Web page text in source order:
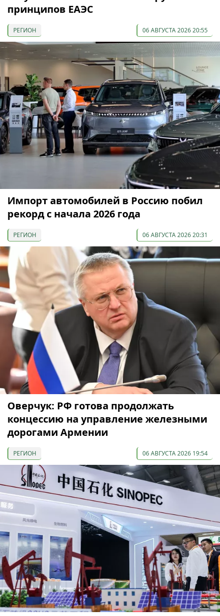
принципов ЕАЭС
РЕГИОН 06 АВГУСТА 2026 20:55
Импорт автомобилей в Россию побил
рекорд с начала 2026 года
РЕГИОН 06 АВГУСТА 2026 20:31
Оверчук: РФ готова продолжать
концессию на управление железными
дорогами Армении
РЕГИОН 06 АВГУСТА 2026 19:54